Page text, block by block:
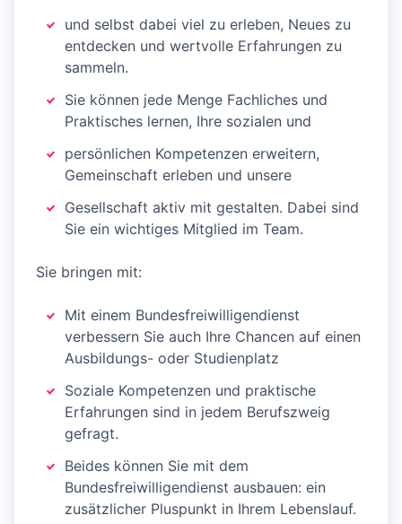
und selbst dabei viel zu erleben, Neues zu
entdecken und wertvolle Erfahrungen zu
sammeln.
Sie können jede Menge Fachliches und
Praktisches lernen, Ihre sozialen und
persönlichen Kompetenzen erweitern,
Gemeinschaft erleben und unsere
Gesellschaft aktiv mit gestalten. Dabei sind
Sie ein wichtiges Mitglied im Team.
Sie bringen mit:
Mit einem Bundesfreiwilligendienst
verbessern Sie auch Ihre Chancen auf einen
Ausbildungs- oder Studienplatz
Soziale Kompetenzen und praktische
Erfahrungen sind in jedem Berufszweig
gefragt.
Beides können Sie mit dem
Bundesfreiwilligendienst ausbauen: ein
zusätzlicher Pluspunkt in Ihrem Lebenslauf.